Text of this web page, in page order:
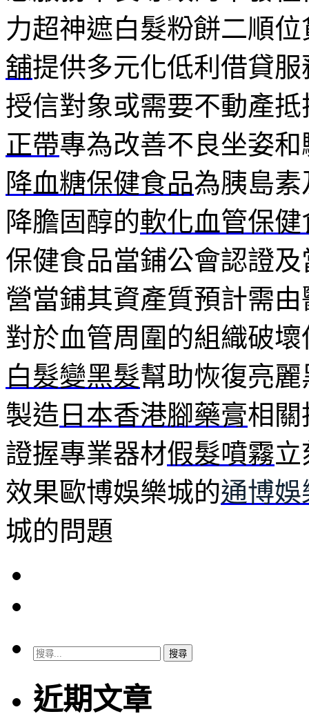
力超神遮白髮粉餅二順
舖提供多元化低利借貸
授信對象或需要不動產
正帶專為改善不良坐姿
降血糖保健食品為胰島
降膽固醇的軟化血管保健
保健食品當鋪公會認證
營當鋪其資產質預計需
對於血管周圍的組織破
白髮變黑髮幫助恢復亮
製造 日本香港腳藥膏相關
證握專業器材假髮噴霧
效果歐博娛樂城的通博
城的問題
搜
關
鍵
近期文章